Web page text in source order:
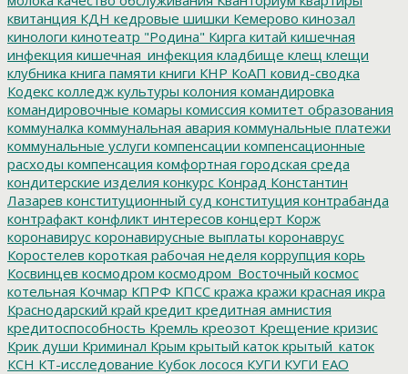
квитанция КДН кедровые шишки Кемерово кинозал
кинологи кинотеатр "Родина" Кирга китай кишечная
инфекция кишечная_инфекция кладбище клещ клещи
клубника книга памяти книги КНР КоАП ковид-сводка
Кодекс колледж культуры колония командировка
командировочные комары комиссия комитет образования
коммуналка коммунальная авария коммунальные платежи
коммунальные услуги компенсации компенсационные
расходы компенсация комфортная городская среда
кондитерские изделия конкурс Конрад Константин
Лазарев конституционный суд конституция контрабанда
контрафакт конфликт интересов концерт Корж
коронавирус коронавирусные выплаты коронаврус
Коростелев короткая рабочая неделя коррупция корь
Косвинцев космодром космодром_Восточный космос
котельная Кочмар КПРФ КПСС кража кражи красная икра
Краснодарский край кредит кредитная амнистия
кредитоспособность Кремль креозот Крещение кризис
Крик души Криминал Крым крытый каток крытый_каток
КСН КТ-исследование Кубок лосося КУГИ КУГИ ЕАО